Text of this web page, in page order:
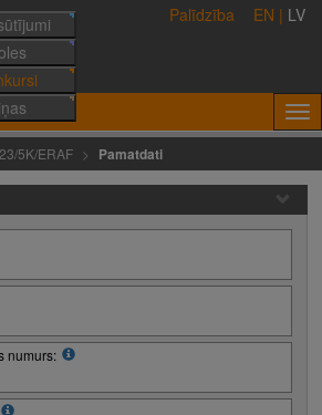
Palīdzība EN | LV
5K/ERAF Pamatdati
numurs: